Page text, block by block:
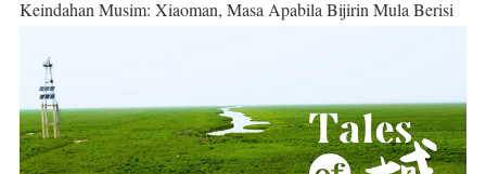
Keindahan Musim: Xiaoman, Masa Apabila Bijirin Mula Berisi